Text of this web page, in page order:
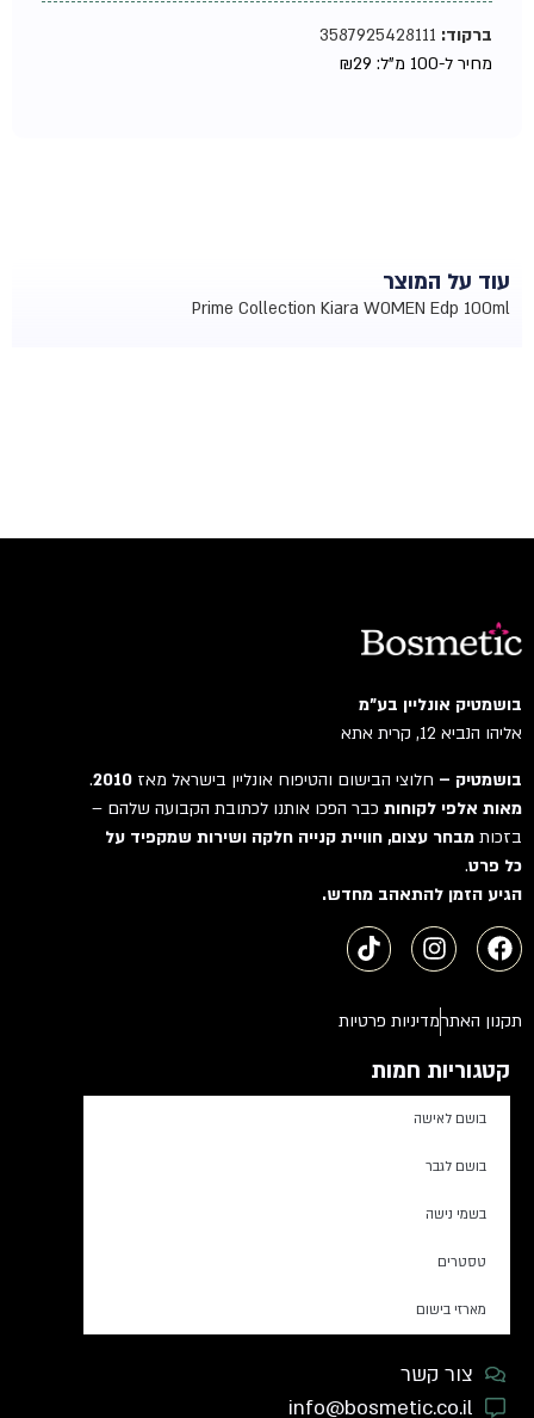
ברקוד:3587925428111
מחיר ל-100 מ"ל:
₪29
עוד על המוצר
Prime Collection Kiara WOMEN Edp 100ml
בושמטיק אונליין בע"מ
אליהו הנביא 12, קרית אתא
בושמטיק –חלוצי הבישום והטיפוח אונליין בישראל מאז2010
.
מאות אלפי לקוחותכבר הפכו אותנו לכתובת הקבועה שלהם –
בזכותמבחר עצום, חוויית קנייה חלקה ושירות שמקפיד על
כל פרט.
הגיע הזמן להתאהב מחדש.
תקנון האתרמדיניות פרטיות
קטגוריות חמות
בושם לאישה
בושם לגבר
בשמי נישה
טסטרים
מארזי בישום
צור קשר
info@bosmetic.co.il